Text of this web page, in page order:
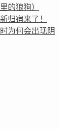
的狼狗）
归宿来了！
为何会出现阴